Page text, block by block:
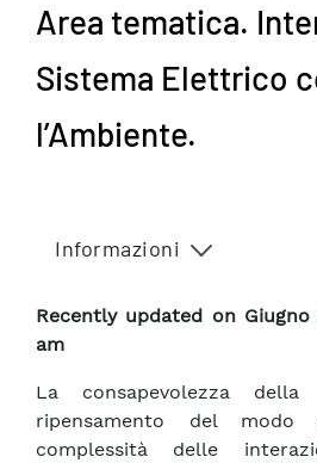
Area tematica.
Sistema Elettrico
l’Ambiente.
Informazioni
Recently updated on Giugno
am
La consapevolezza
ripensamento del
complessità delle